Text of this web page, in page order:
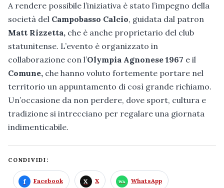
A rendere possibile l’iniziativa è stato l’impegno della
società del Campobasso Calcio, guidata dal patron
Matt Rizzetta, che è anche proprietario del club
statunitense. L’evento è organizzato in
collaborazione con l’Olympia Agnonese 1967 e il
Comune, che hanno voluto fortemente portare nel
territorio un appuntamento di così grande richiamo.
Un’occasione da non perdere, dove sport, cultura e
tradizione si intrecciano per regalare una giornata
indimenticabile.
CONDIVIDI:
Facebook X WhatsApp